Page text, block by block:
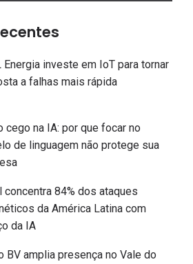
Energia investe em IoT para tornar
a falhas mais rápida
cego na IA: por que focar no
de linguagem não protege sua
concentra 84% dos ataques
da América Latina com
da IA
BV amplia presença no Vale do